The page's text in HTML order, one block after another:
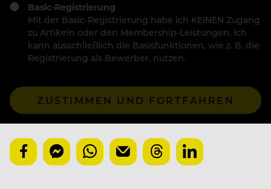
Basic-Registrierung
Mit der Basic-Registrierung habe ich KEINEN Zugang
zu Artikeln oder den Membership-Leistungen. Ich
kann ausschließlich die Basisfunktionen, wie z. B. die
Registrierung als Bewerber, nutzen.
ZUSTIMMEN UND FORTFAHREN